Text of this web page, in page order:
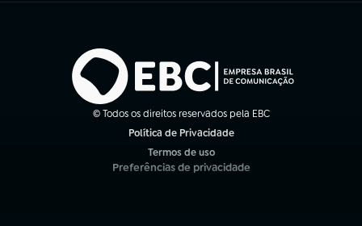
© Todos os direitos reservados pela EBC
Política de Privacidade
Termos de uso
(abre em nova aba)
Preferências de privacidade